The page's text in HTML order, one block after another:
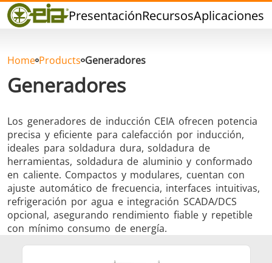
PresentaciónRecursosAplicaciones
Calidad
Distribuidores
Blog
FAQ
Soldadura dura
Soldadura con
Estaño
Home Products Generadores
Generadores
Los generadores de inducción CEIA ofrecen potencia
precisa y eficiente para calefacción por inducción,
ideales para soldadura dura, soldadura de
herramientas, soldadura de aluminio y conformado
en caliente. Compactos y modulares, cuentan con
ajuste automático de frecuencia, interfaces intuitivas,
refrigeración por agua e integración SCADA/DCS
opcional, asegurando rendimiento fiable y repetible
con mínimo consumo de energía.